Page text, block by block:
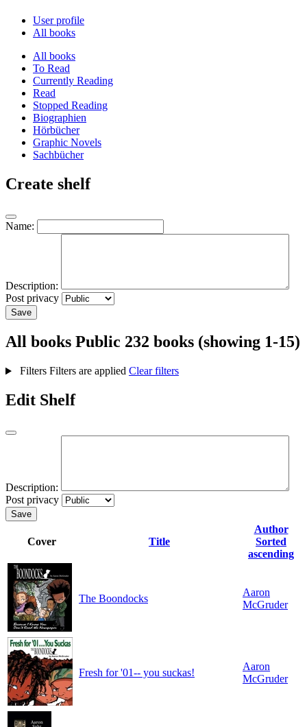
User profile
All books
All books
To Read
Currently Reading
Read
Stopped Reading
Biographien
Hörbücher
Graphic Novels
Sachbücher
Create shelf
Name:
Description:
Post privacy
Save
All books Public 232 books (showing 1-15)
Filters Filters are applied Clear filters
Edit Shelf
Description:
Post privacy
Save
Cover Title
Author
Sorted
ascending
The Boondocks
Aaron
McGruder
Fresh for '01-- you suckas!
Aaron
McGruder